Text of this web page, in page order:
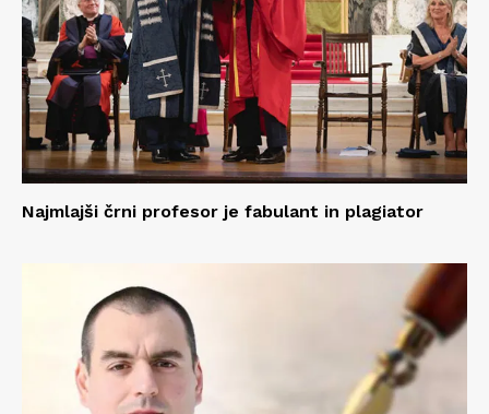
Najmlajši črni profesor je fabulant in plagiator